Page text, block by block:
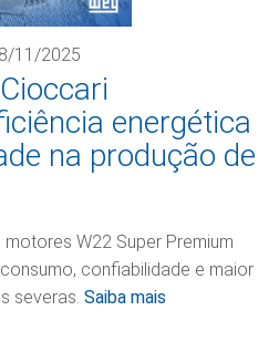
11/2025
energética
na produção de
W22 Super Premium
confiabilidade e maior
severas. Saiba mais